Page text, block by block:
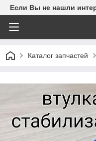
Если Вы не нашли
Каталог запчастей